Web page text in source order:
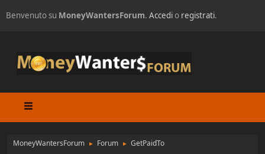
Benvenuto su MoneyWantersForum. Accedio registrati.
MoneyWantersForum ► Forum ► GetPaidTo